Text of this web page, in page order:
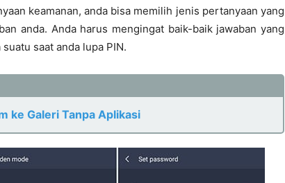
keamanan, anda bisa memilih jenis pertanyaan yang
anda. Anda harus mengingat baik-baik jawaban yang
saat anda lupa PIN.
ke Galeri Tanpa Aplikasi